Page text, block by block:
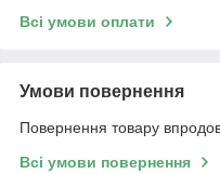
Всі умови оплати
Умови повернення
Повернення товару
Всі умови повернення